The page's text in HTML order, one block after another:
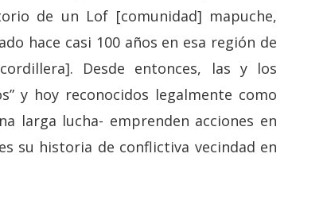
de un Lof [comunidad] mapuche,
hace casi 100 años en esa región de
Desde entonces, las y los
y hoy reconocidos legalmente como
larga lucha- emprenden acciones en
su historia de conflictiva vecindad en